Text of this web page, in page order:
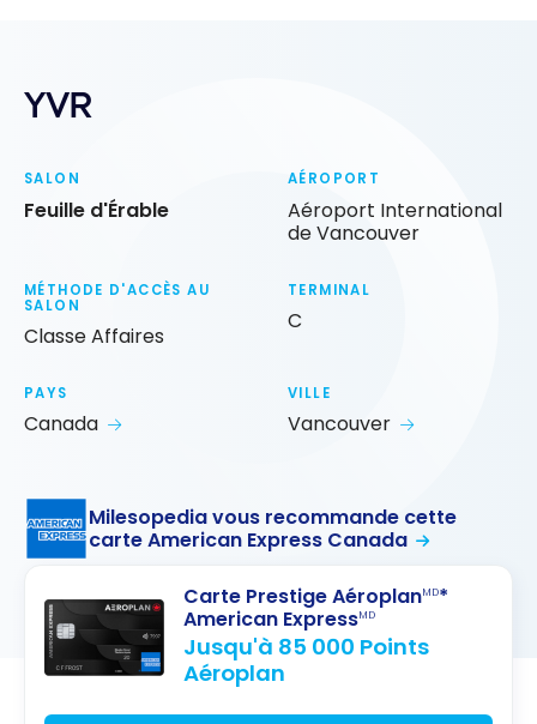
YVR
SALON
Feuille d'Érable
AÉROPORT
Aéroport International
de Vancouver
MÉTHODE D'ACCÈS AU
SALON
Classe Affaires
TERMINAL
C
PAYS
Canada
VILLE
Vancouver
Milesopedia vous recommande cette
carte American Express Canada
Carte Prestige AéroplanMD*
American ExpressMD
Jusqu'à 85 000 Points
Aéroplan